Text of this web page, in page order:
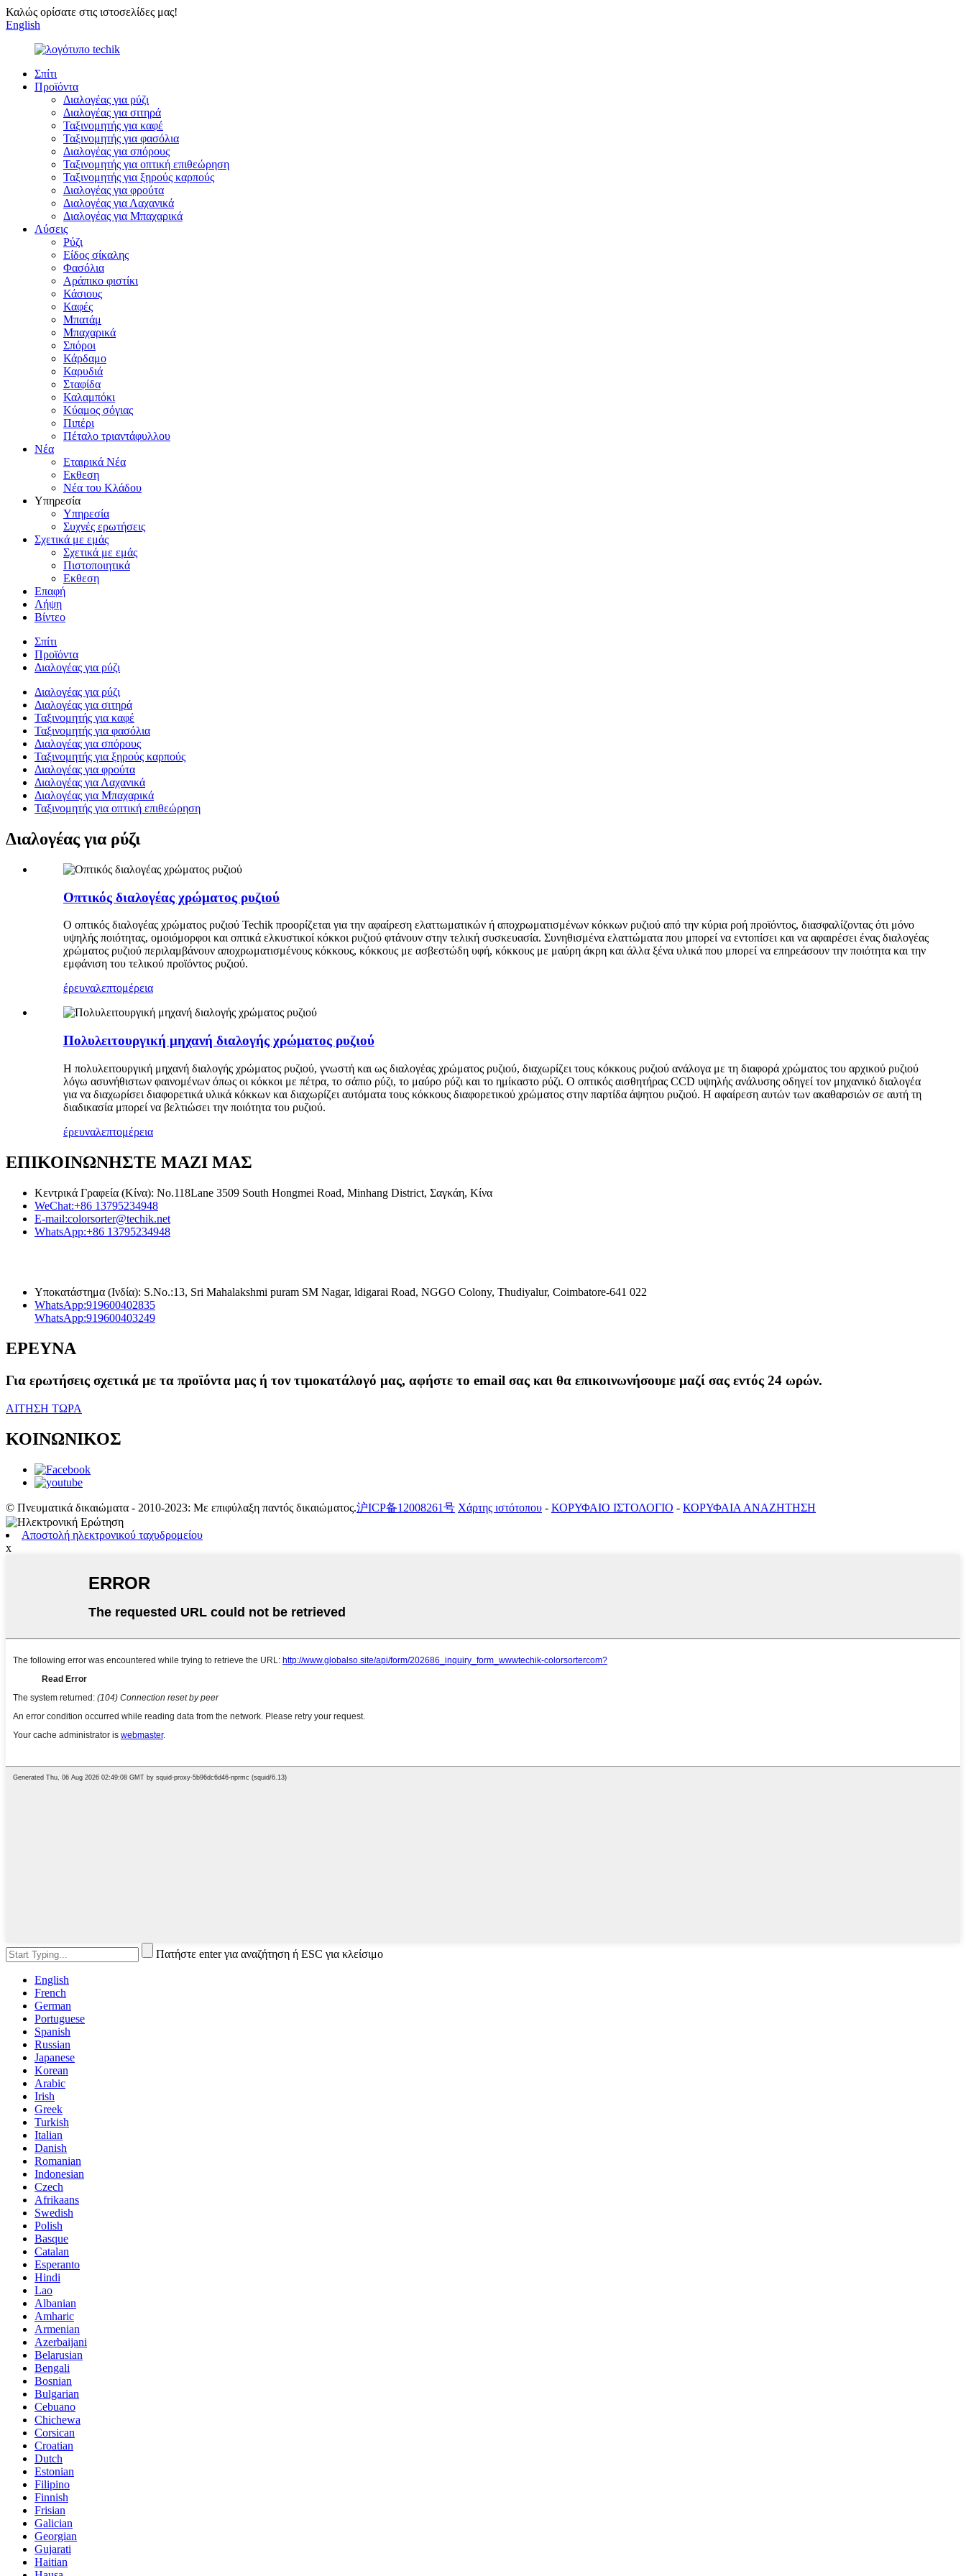
Καλώς ορίσατε στις ιστοσελίδες μας!
English
Σπίτι
Προϊόντα
Διαλογέας για ρύζι
Διαλογέας για σιτηρά
Ταξινομητής για καφέ
Ταξινομητής για φασόλια
Διαλογέας για σπόρους
Ταξινομητής για οπτική επιθεώρηση
Ταξινομητής για ξηρούς καρπούς
Διαλογέας για φρούτα
Διαλογέας για Λαχανικά
Διαλογέας για Μπαχαρικά
Λύσεις
Ρύζι
Είδος σίκαλης
Φασόλια
Αράπικο φιστίκι
Κάσιους
Καφές
Μπατάμ
Μπαχαρικά
Σπόροι
Κάρδαμο
Καρυδιά
Σταφίδα
Καλαμπόκι
Κύαμος σόγιας
Πιπέρι
Πέταλο τριαντάφυλλου
Νέα
Εταιρικά Νέα
Εκθεση
Νέα του Κλάδου
Υπηρεσία
Υπηρεσία
Συχνές ερωτήσεις
Σχετικά με εμάς
Σχετικά με εμάς
Πιστοποιητικά
Εκθεση
Επαφή
Λήψη
Βίντεο
Σπίτι
Προϊόντα
Διαλογέας για ρύζι
Διαλογέας για ρύζι
Διαλογέας για σιτηρά
Ταξινομητής για καφέ
Ταξινομητής για φασόλια
Διαλογέας για σπόρους
Ταξινομητής για ξηρούς καρπούς
Διαλογέας για φρούτα
Διαλογέας για Λαχανικά
Διαλογέας για Μπαχαρικά
Ταξινομητής για οπτική επιθεώρηση
Διαλογέας για ρύζι
Οπτικός διαλογέας χρώματος ρυζιού
Ο οπτικός διαλογέας χρώματος ρυζιού Techik προορίζεται για την αφαίρεση ελαττωματικών ή αποχρωματισμένων κόκκων ρυζιού από την κύρια ροή προϊόντος, διασφαλίζοντας ότι μόνο
υψηλής ποιότητας, ομοιόμορφοι και οπτικά ελκυστικοί κόκκοι ρυζιού φτάνουν στην τελική συσκευασία. Συνηθισμένα ελαττώματα που μπορεί να εντοπίσει και να αφαιρέσει ένας διαλογέας
χρώματος ρυζιού περιλαμβάνουν αποχρωματισμένους κόκκους, κόκκους με ασβεστώδη υφή, κόκκους με μαύρη άκρη και άλλα ξένα υλικά που μπορεί να επηρεάσουν την ποιότητα και την
εμφάνιση του τελικού προϊόντος ρυζιού.
έρευναλεπτομέρεια
Πολυλειτουργική μηχανή διαλογής χρώματος ρυζιού
Η πολυλειτουργική μηχανή διαλογής χρώματος ρυζιού, γνωστή και ως διαλογέας χρώματος ρυζιού, διαχωρίζει τους κόκκους ρυζιού ανάλογα με τη διαφορά χρώματος του αρχικού ρυζιού
λόγω ασυνήθιστων φαινομένων όπως οι κόκκοι με πέτρα, το σάπιο ρύζι, το μαύρο ρύζι και το ημίκαστο ρύζι. Ο οπτικός αισθητήρας CCD υψηλής ανάλυσης οδηγεί τον μηχανικό διαλογέα
για να διαχωρίσει διαφορετικά υλικά κόκκων και διαχωρίζει αυτόματα τους κόκκους διαφορετικού χρώματος στην παρτίδα άψητου ρυζιού. Η αφαίρεση αυτών των ακαθαρσιών σε αυτή τη
διαδικασία μπορεί να βελτιώσει την ποιότητα του ρυζιού.
έρευναλεπτομέρεια
ΕΠΙΚΟΙΝΩΝΗΣΤΕ ΜΑΖΙ ΜΑΣ
Κεντρικά Γραφεία (Κίνα): No.118Lane 3509 South Hongmei Road, Minhang District, Σαγκάη, Κίνα
WeChat:+86 13795234948
E-mail:colorsorter@techik.net
WhatsApp:+86 13795234948
Υποκατάστημα (Ινδία): S.No.:13, Sri Mahalakshmi puram SM Nagar, ldigarai Road, NGGO Colony, Thudiyalur, Coimbatore-641 022
WhatsApp:919600402835
WhatsApp:919600403249
ΕΡΕΥΝΑ
Για ερωτήσεις σχετικά με τα προϊόντα μας ή τον τιμοκατάλογό μας, αφήστε το email σας και θα επικοινωνήσουμε μαζί σας εντός 24 ωρών.
ΑΙΤΗΣΗ ΤΩΡΑ
ΚΟΙΝΩΝΙΚΟΣ
© Πνευματικά δικαιώματα - 2010-2023: Με επιφύλαξη παντός δικαιώματος.沪ICP备12008261号 Χάρτης ιστότοπου - ΚΟΡΥΦΑΙΟ ΙΣΤΟΛΟΓΙΟ - ΚΟΡΥΦΑΙΑ ΑΝΑΖΗΤΗΣΗ
Αποστολή ηλεκτρονικού ταχυδρομείου
x
Πατήστε enter για αναζήτηση ή ESC για κλείσιμο
English
French
German
Portuguese
Spanish
Russian
Japanese
Korean
Arabic
Irish
Greek
Turkish
Italian
Danish
Romanian
Indonesian
Czech
Afrikaans
Swedish
Polish
Basque
Catalan
Esperanto
Hindi
Lao
Albanian
Amharic
Armenian
Azerbaijani
Belarusian
Bengali
Bosnian
Bulgarian
Cebuano
Chichewa
Corsican
Croatian
Dutch
Estonian
Filipino
Finnish
Frisian
Galician
Georgian
Gujarati
Haitian